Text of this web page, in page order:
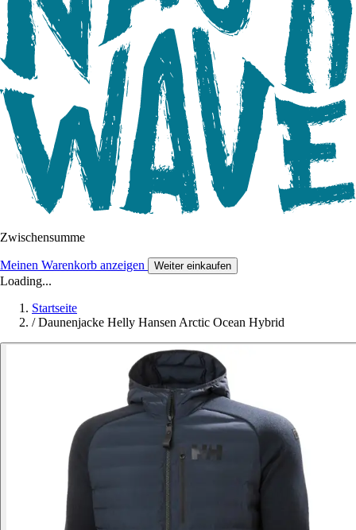
Zwischensumme
Meinen Warenkorb anzeigen Weiter einkaufen
Loading...
Startseite
/ Daunenjacke Helly Hansen Arctic Ocean Hybrid